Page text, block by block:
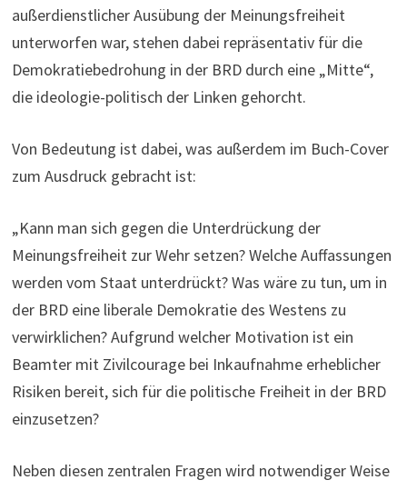
außerdienstlicher Ausübung der Meinungsfreiheit
unterworfen war, stehen dabei repräsentativ für die
Demokratiebedrohung in der BRD durch eine „Mitte“,
die ideologie-politisch der Linken gehorcht.
Von Bedeutung ist dabei, was außerdem im Buch-Cover
zum Ausdruck gebracht ist:
„Kann man sich gegen die Unterdrückung der
Meinungsfreiheit zur Wehr setzen? Welche Auffassungen
werden vom Staat unterdrückt? Was wäre zu tun, um in
der BRD eine liberale Demokratie des Westens zu
verwirklichen? Aufgrund welcher Motivation ist ein
Beamter mit Zivilcourage bei Inkaufnahme erheblicher
Risiken bereit, sich für die politische Freiheit in der BRD
einzusetzen?
Neben diesen zentralen Fragen wird notwendiger Weise